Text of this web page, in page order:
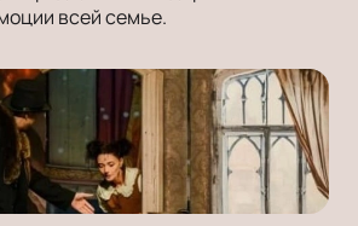
всей семье.